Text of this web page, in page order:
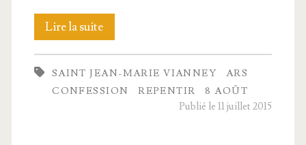
Lire la suiteLes
larmes
du
SAINT JEAN-MARIE VIANNEY
ARS
CONFESSION
REPENTIR
8 AOÛT
Publié le 11 juillet 2015